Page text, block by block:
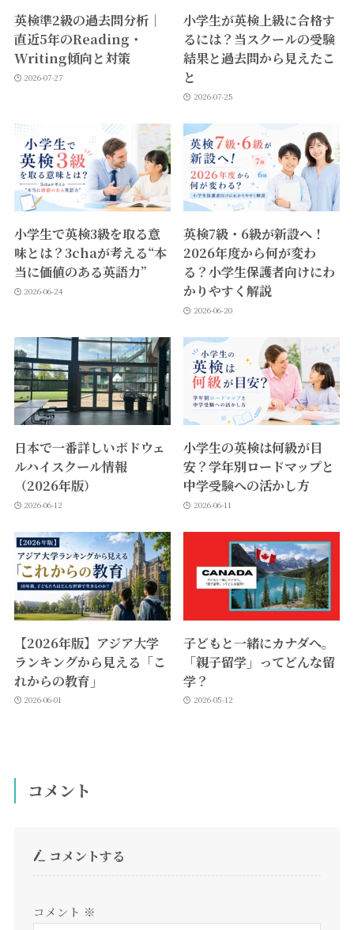
英検準2級の過去問分析｜
直近5年のReading・
Writing傾向と対策
2026-07-27
小学生が英検上級に合格す
るには？当スクールの受験
結果と過去問から見えたこ
と
2026-07-25
小学生で英検3級を取る意
味とは？3chaが考える“本
当に価値のある英語力”
2026-06-24
英検7級・6級が新設へ！
2026年度から何が変わ
る？小学生保護者向けにわ
かりやすく解説
2026-06-20
日本で一番詳しいボドウェ
ルハイスクール情報
（2026年版）
2026-06-12
小学生の英検は何級が目
安？学年別ロードマップと
中学受験への活かし方
2026-06-11
【2026年版】アジア大学
ランキングから見える「こ
れからの教育」
2026-06-01
子どもと一緒にカナダへ。
「親子留学」ってどんな留
学？
2026-05-12
コメント
コメントする
コメント ※